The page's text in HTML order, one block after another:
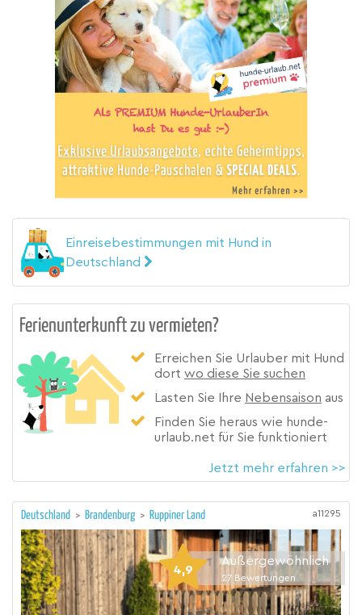
Einreisebestimmungen mit Hund in
Deutschland
Ferienunterkunft zu vermieten?
Erreichen Sie Urlauber mit Hund
dort wo diese Sie suchen
Lasten Sie Ihre Nebensaison aus
Finden Sie heraus wie hunde-
urlaub.net für Sie funktioniert
Jetzt mehr erfahren >>
Deutschland > Brandenburg > Ruppiner Land a11295
4,9
Außergewöhnlich
27 Bewertungen